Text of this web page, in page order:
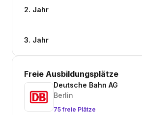
2. Jahr
3. Jahr
Freie Ausbildungsplätze
Deutsche Bahn AG
Berlin
75 freie Plätze